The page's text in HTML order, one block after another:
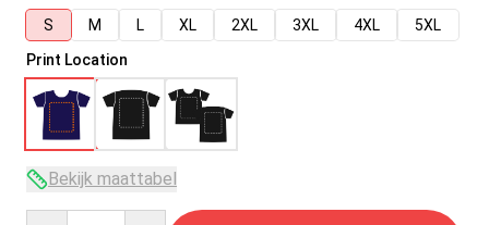
S
M L XL 2XL 3XL 4XL
5XL
Print Location
Bekijk maattabel